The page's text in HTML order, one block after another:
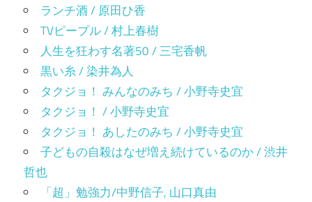
ランチ酒 / 原田ひ香
TVピープル / 村上春樹
人生を狂わす名著50 / 三宅香帆
黒い糸 / 染井為人
タクジョ！ みんなのみち / 小野寺史宜
タクジョ！ / 小野寺史宜
タクジョ！ あしたのみち / 小野寺史宜
子どもの自殺はなぜ増え続けているのか / 渋井
哲也
「超」勉強力/中野信子, 山口真由